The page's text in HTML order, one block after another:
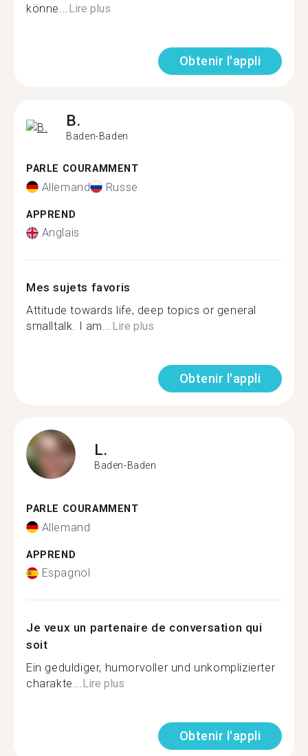
könne...Lire plus
Obtenir l'appli
B.
Baden-Baden
PARLE COURAMMENT
Allemand Russe
APPREND
Anglais
Mes sujets favoris
Attitude towards life, deep topics or general
smalltalk. I am...Lire plus
Obtenir l'appli
L.
Baden-Baden
PARLE COURAMMENT
Allemand
APPREND
Espagnol
Je veux un partenaire de conversation qui
soit
Ein geduldiger, humorvoller und unkomplizierter
charakte...Lire plus
Obtenir l'appli